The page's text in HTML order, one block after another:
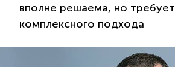
вполне решаема, но требует
комплексного подхода